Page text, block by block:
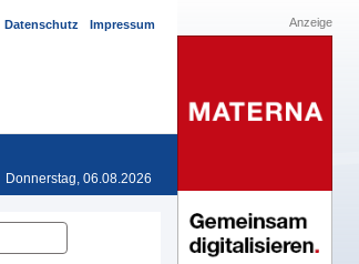
Datenschutz Impressum
Donnerstag, 06.08.2026
Anzeige